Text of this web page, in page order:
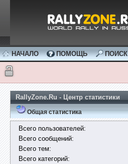
НАЧАЛО ПОМОЩЬ ПОИСК
RallyZone.Ru - Центр статистики
Общая статистика
Всего пользователей:
Всего сообщений:
Всего тем:
Всего категорий: